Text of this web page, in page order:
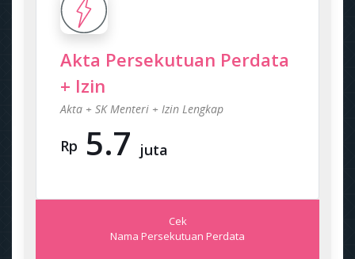
Akta Persekutuan Perdata
+ Izin
Akta + SK Menteri + Izin Lengkap
Rp 5.7 juta
Cek
Nama Persekutuan Perdata